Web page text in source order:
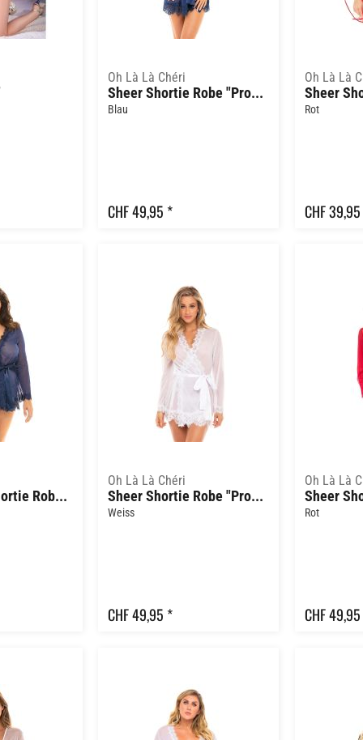
Oh Là Là Chéri
Sheer Shortie Robe "Provence"
Blau
CHF 49,95 *
Oh Là Là
Rot
CHF
Curvy Sheer Shortie Robe "Provence"
Oh Là Là Chéri
Sheer Shortie Robe "Provence"
Weiss
CHF 49,95 *
Oh Là Là
Rot
CHF